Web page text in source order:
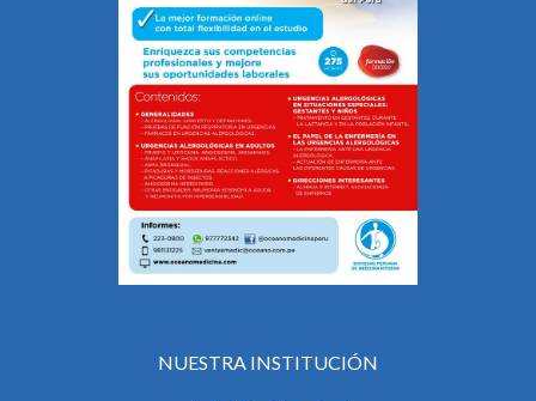
NUESTRA INSTITUCIÓN